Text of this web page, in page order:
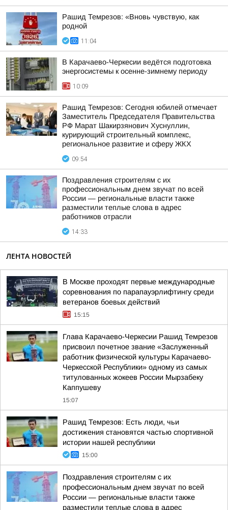
Рашид Темрезов: «Вновь чувствую, как
родной
11:04
В Карачаево-Черкесии ведётся подготовка
энергосистемы к осенне-зимнему периоду
10:09
Рашид Темрезов: Сегодня юбилей отмечает
Заместитель Председателя Правительства
РФ Марат Шакирзянович Хуснуллин,
курирующий строительный комплекс,
региональное развитие и сферу ЖКХ
09:54
Поздравления строителям с их
профессиональным днем звучат по всей
России — региональные власти также
разместили теплые слова в адрес
работников отрасли
14:33
ЛЕНТА НОВОСТЕЙ
В Москве проходят первые международные
соревнования по парапауэрлифтингу среди
ветеранов боевых действий
15:15
Глава Карачаево-Черкесии Рашид Темрезов
присвоил почетное звание «Заслуженный
работник физической культуры Карачаево-
Черкесской Республики» одному из самых
титулованных жокеев России Мырзабеку
Каппушеву
15:07
Рашид Темрезов: Есть люди, чьи
достижения становятся частью спортивной
истории нашей республики
15:00
Поздравления строителям с их
профессиональным днем звучат по всей
России — региональные власти также
разместили теплые слова в адрес